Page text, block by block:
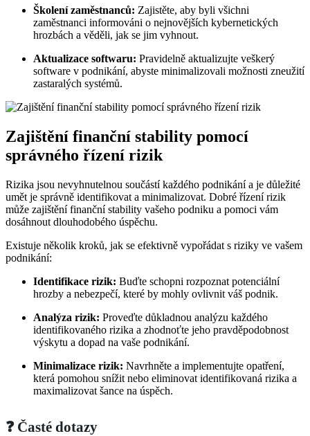
Školení zaměstnanců: Zajistěte, aby byli všichni
zaměstnanci informováni o nejnovějších kybernetických
hrozbách a věděli, jak se jim vyhnout.
Aktualizace softwaru: Pravidelně aktualizujte veškerý
software v podnikání, abyste minimalizovali možnosti zneužití
zastaralých systémů.
Zajištění finanční stability pomocí
správného řízení rizik
Rizika jsou nevyhnutelnou součástí každého podnikání a je důležité
umět je správně identifikovat a minimalizovat. Dobré řízení rizik
může zajištění finanční stability vašeho podniku a pomoci vám
dosáhnout dlouhodobého úspěchu.
Existuje několik kroků, jak se efektivně vypořádat s riziky ve vašem
podnikání:
Identifikace rizik: Buďte schopni rozpoznat potenciální
hrozby a nebezpečí, které by mohly ovlivnit váš podnik.
Analýza rizik: Proveďte důkladnou analýzu každého
identifikovaného rizika a zhodnoťte jeho pravděpodobnost
výskytu a dopad na vaše podnikání.
Minimalizace rizik: Navrhněte a implementujte opatření,
která pomohou snížit nebo eliminovat identifikovaná rizika a
maximalizovat šance na úspěch.
❓ Časté dotazy